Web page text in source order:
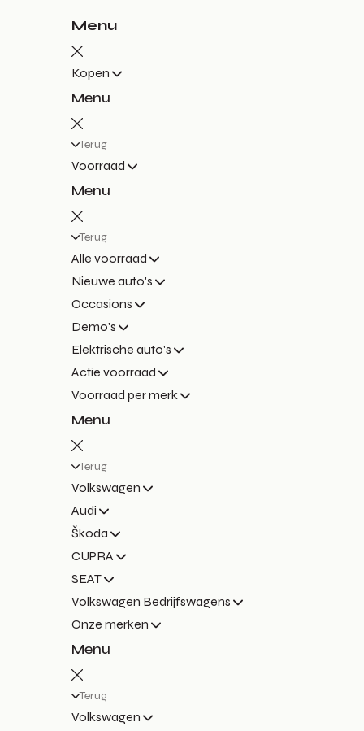
Menu
Kopen
Menu
Terug
Voorraad
Menu
Terug
Alle voorraad
Nieuwe auto's
Occasions
Demo's
Elektrische auto's
Actie voorraad
Voorraad per merk
Menu
Terug
Volkswagen
Audi
Škoda
CUPRA
SEAT
Volkswagen Bedrijfswagens
Onze merken
Menu
Terug
Volkswagen